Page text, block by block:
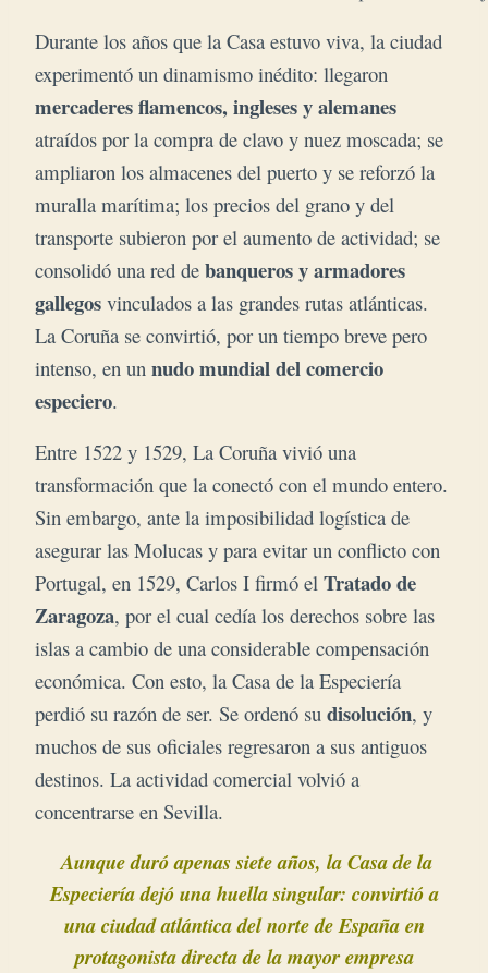
Durante los años que la Casa estuvo viva, la ciudad
experimentó un dinamismo inédito: llegaron
mercaderes flamencos, ingleses y alemanes
atraídos por la compra de clavo y nuez moscada; se
ampliaron los almacenes del puerto y se reforzó la
muralla marítima; los precios del grano y del
transporte subieron por el aumento de actividad; se
consolidó una red de banqueros y armadores
gallegos vinculados a las grandes rutas atlánticas.
La Coruña se convirtió, por un tiempo breve pero
intenso, en un nudo mundial del comercio
especiero.
Entre 1522 y 1529, La Coruña vivió una
transformación que la conectó con el mundo entero.
Sin embargo, ante la imposibilidad logística de
asegurar las Molucas y para evitar un conflicto con
Portugal, en 1529, Carlos I firmó el Tratado de
Zaragoza, por el cual cedía los derechos sobre las
islas a cambio de una considerable compensación
económica. Con esto, la Casa de la Especiería
perdió su razón de ser. Se ordenó su disolución, y
muchos de sus oficiales regresaron a sus antiguos
destinos. La actividad comercial volvió a
concentrarse en Sevilla.
Aunque duró apenas siete años, la Casa de la
Especiería dejó una huella singular: convirtió a
una ciudad atlántica del norte de España en
protagonista directa de la mayor empresa